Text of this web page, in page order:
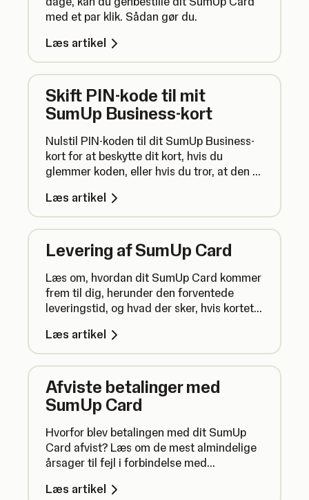
med et par klik. Sådan gør du.
Læs artikel
Skift PIN-kode til mit
SumUp Business-kort
Nulstil PIN-koden til dit SumUp Business-
kort for at beskytte dit kort, hvis du
glemmer koden, eller hvis du tror, at den er
Læs artikel
Levering af SumUp Card
Læs om, hvordan dit SumUp Card kommer
frem til dig, herunder den forventede
leveringstid, og hvad der sker, hvis kortet
Læs artikel
Afviste betalinger med
SumUp Card
Hvorfor blev betalingen med dit SumUp
Card afvist? Læs om de mest almindelige
årsager til fejl i forbindelse med
afhjælpe problemet.
Læs artikel